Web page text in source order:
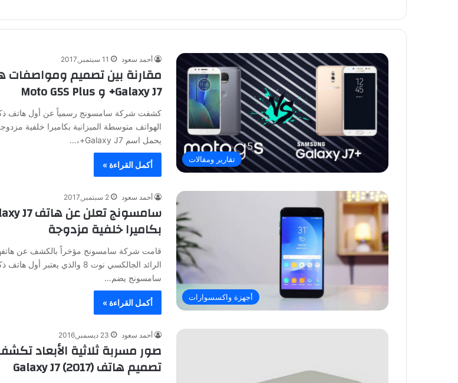
تقارير ومقالات
أحمد سعود 11 سبتمبر,2017
مقارنة بين تصميم ومواصفات
Galaxy J7+ و Moto G5S Plus
كشفت شركة سامسونج رسمياً عن أول هاتف
الهواتف متوسطة الميزانية بكاميرا خلفية
يحمل اسم Galaxy J7+،…
أكمل القراءة »
أجهزة واكسسوارات
أحمد سعود 2 سبتمبر,2017
بكاميرا خلفية مزدوجة
قامت شركة سامسونج مؤخراً بالكشف عن
الرائد الجالكسي نوت 8 والذي يعتبر
سامسونج يضم…
أكمل القراءة »
أحمد سعود 23 ديسمبر,2016
صور مسربة ثلاثية الأبعاد
تصميم هاتف Galaxy J7 (2017)